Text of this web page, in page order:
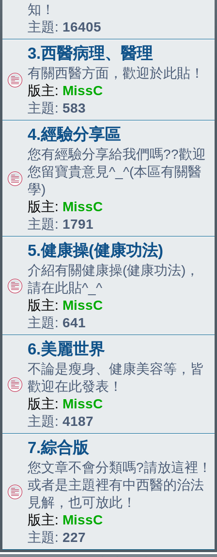
知！
主題: 16405
3.西醫病理、醫理
有關西醫方面，歡迎於此貼！
版主: MissC
主題: 583
4.經驗分享區
您有經驗分享給我們嗎??歡迎
您留寶貴意見^_^(本區有關醫
學)
版主: MissC
主題: 1791
5.健康操(健康功法)
介紹有關健康操(健康功法)，
請在此貼^_^
版主: MissC
主題: 641
6.美麗世界
不論是瘦身、健康美容等，皆
歡迎在此發表！
版主: MissC
主題: 4187
7.綜合版
您文章不會分類嗎?請放這裡！
或者是主題裡有中西醫的治法
見解，也可放此！
版主: MissC
主題: 227